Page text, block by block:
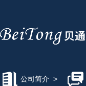
公司简介 >